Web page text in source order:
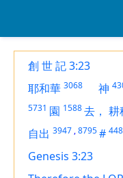
創 世 記 3:23
耶和華 3068 神
5731 園 1588去， 耕
自出 3947 ,8795#
Genesis 3:23